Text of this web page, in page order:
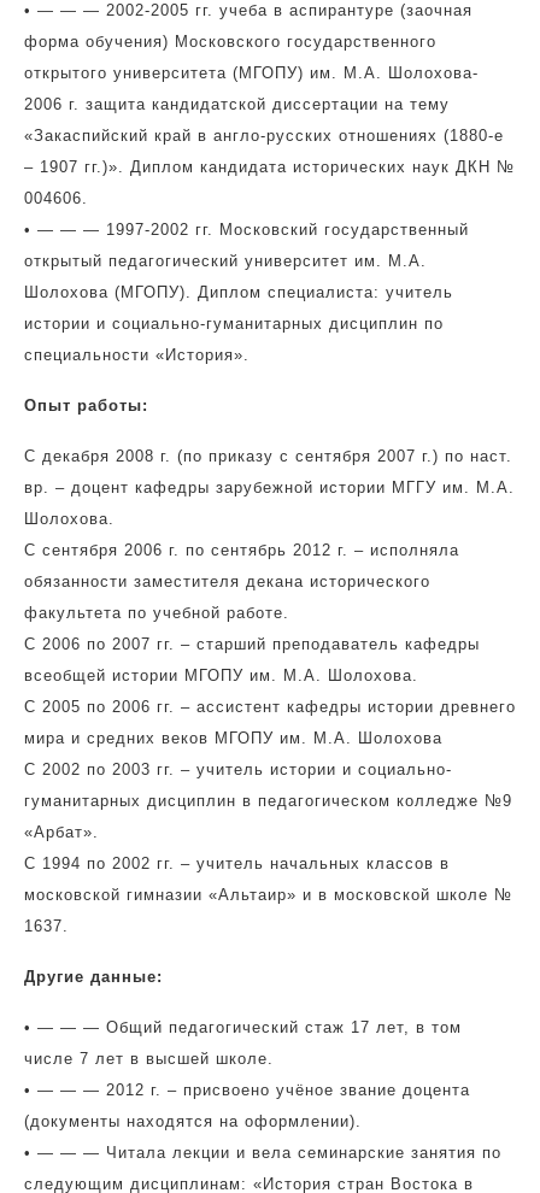
• — — — 2002-2005 гг. учеба в аспирантуре (заочная
форма обучения) Московского государственного
открытого университета (МГОПУ) им. М.А. Шолохова-
2006 г. защита кандидатской диссертации на тему
«Закаспийский край в англо-русских отношениях (1880-е
– 1907 гг.)». Диплом кандидата исторических наук ДКН №
004606.
• — — — 1997-2002 гг. Московский государственный
открытый педагогический университет им. М.А.
Шолохова (МГОПУ). Диплом специалиста: учитель
истории и социально-гуманитарных дисциплин по
специальности «История».
Опыт работы:
С декабря 2008 г. (по приказу с сентября 2007 г.) по наст.
вр. – доцент кафедры зарубежной истории МГГУ им. М.А.
Шолохова.
С сентября 2006 г. по сентябрь 2012 г. – исполняла
обязанности заместителя декана исторического
факультета по учебной работе.
С 2006 по 2007 гг. – старший преподаватель кафедры
всеобщей истории МГОПУ им. М.А. Шолохова.
С 2005 по 2006 гг. – ассистент кафедры истории древнего
мира и средних веков МГОПУ им. М.А. Шолохова
С 2002 по 2003 гг. – учитель истории и социально-
гуманитарных дисциплин в педагогическом колледже №9
«Арбат».
С 1994 по 2002 гг. – учитель начальных классов в
московской гимназии «Альтаир» и в московской школе №
1637.
Другие данные:
• — — — Общий педагогический стаж 17 лет, в том
числе 7 лет в высшей школе.
• — — — 2012 г. – присвоено учёное звание доцента
(документы находятся на оформлении).
• — — — Читала лекции и вела семинарские занятия по
следующим дисциплинам: «История стран Востока в